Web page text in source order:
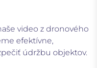
video z dronového
efektívne,
údržbu objektov.